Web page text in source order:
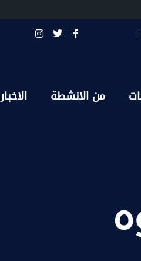
من الانشطة الاخبار